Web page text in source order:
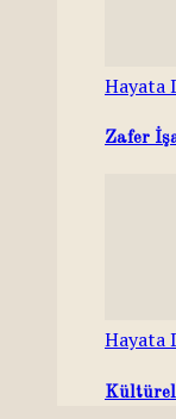
Hayata
Zafer
Hayata
Kültürel